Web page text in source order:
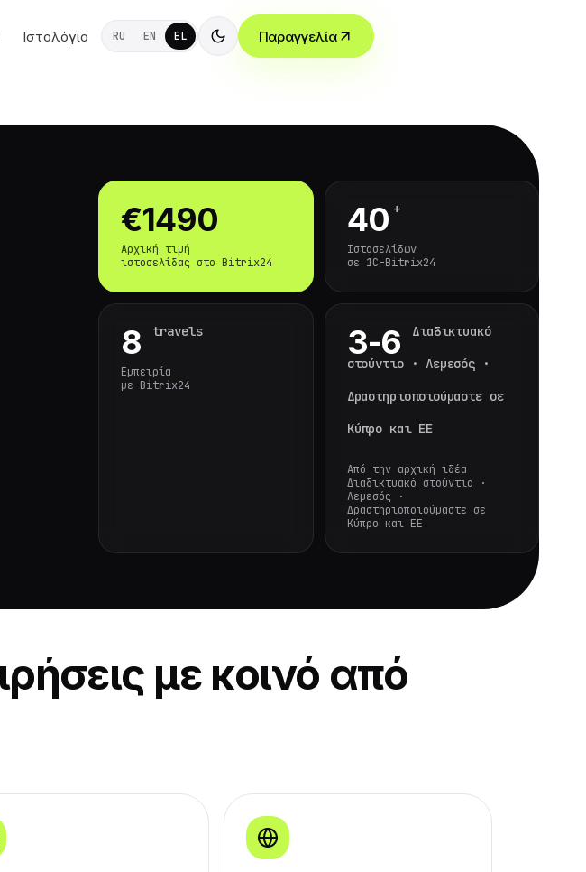
Ιστολόγιο RU EN EL Παραγγελία
€1490
Αρχική τιμή
ιστοσελίδας στο Bitrix24
40 +
Ιστοσελίδων
σε 1C-Bitrix24
8 travels
Εμπειρία
με Bitrix24
3-6
Διαδικτυακό
στούντιο · Λεμεσός ·
Δραστηριοποιούμαστε σε
Κύπρο και ΕΕ
Από την αρχική ιδέα
Διαδικτυακό στούντιο ·
Λεμεσός ·
Δραστηριοποιούμαστε σε
Κύπρο και ΕΕ
με κοινό από